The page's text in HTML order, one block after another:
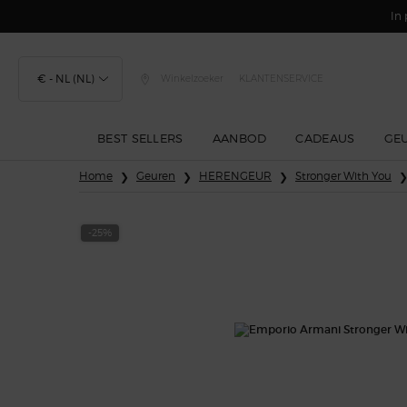
In
€ - NL (NL) Winkelzoeker KLANTENSERVICE
BEST SELLERS AANBOD CADEAUS
Home Geuren HERENGEUR Stronger With You
-25%